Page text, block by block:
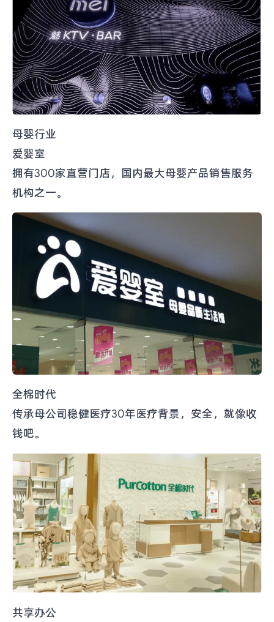
母婴行业
爱婴室
拥有300家直营门店，国内最大母婴产品销售服务
机构之一。
全棉时代
传承母公司稳健医疗30年医疗背景，安全，就像收
钱吧。
共享办公